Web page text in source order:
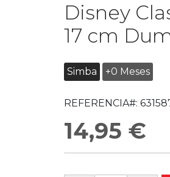
Disney
17 cm
Simba +0 Meses
REFERENCIA#:
14,95 €
galería
imágenes